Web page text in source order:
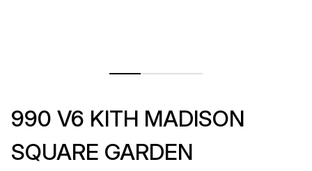
990 V6 KITH MADISON
SQUARE GARDEN